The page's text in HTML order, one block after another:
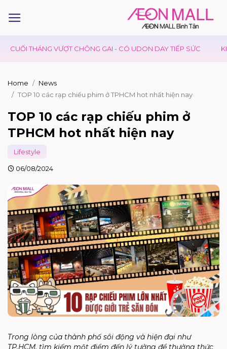
CHÔNG GAI - CÓ UDON DAY TIẾP SỨC KIDS CLUB - NGÀY HỘI
Home
News
TOP 10 các rạp chiếu phim ở TPHCM hot nhất hiện nay
TOP 10 các rạp chiếu phim ở
TPHCM hot nhất hiện nay
Lifestyle
06/08/2024
Trong lòng của thành phố sôi động và hiện đại như
TP.HCM, tìm kiếm một điểm đến lý tưởng để thưởng thức